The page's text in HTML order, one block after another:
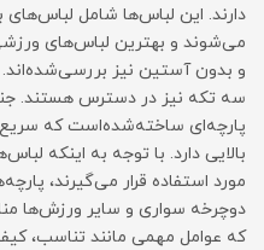
دارند. این لباس‌ها شامل
می‌شوند و بهترین لباس‌های
و بدون آستین نیز بررسی‌شده‌اند.
سه تکه نیز در دسترس هستند.
پارچه‌ای ساخته‌شده‌است که
بالایی دارد. با توجه به اینکه
مورد استفاده قرار می‌گیرند،
دوچرخه سواری و سایر ورزش‌ها
که عوامل مهمی مانند تناسب،